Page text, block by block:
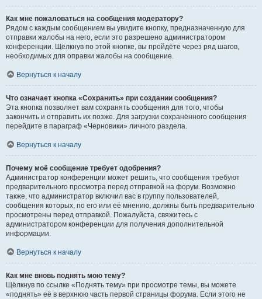
Как мне пожаловаться на сообщения модератору?
Рядом с каждым сообщением вы увидите кнопку, предназначенную для
отправки жалобы на него, если это разрешено администратором
конференции. Щёлкнув по этой кнопке, вы пройдёте через ряд шагов,
необходимых для оправки жалобы на сообщение.
Вернуться к началу
Что означает кнопка «Сохранить» при создании сообщения?
Эта кнопка позволяет вам сохранять сообщения для того, чтобы
закончить и отправить их позже. Для загрузки сохранённого сообщения
перейдите в параграф «Черновики» личного раздела.
Вернуться к началу
Почему моё сообщение требует одобрения?
Администратор конференции может решить, что сообщения требуют
предварительного просмотра перед отправкой на форум. Возможно
также, что администратор включил вас в группу пользователей,
сообщения которых, по его или её мнению, должны быть предварительно
просмотрены перед отправкой. Пожалуйста, свяжитесь с
администратором конференции для получения дополнительной
информации.
Вернуться к началу
Как мне вновь поднять мою тему?
Щёлкнув по ссылке «Поднять тему» при просмотре темы, вы можете
«поднять» её в верхнюю часть первой страницы форума. Если этого не